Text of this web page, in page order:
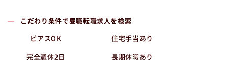
こだわり条件で昼職転職求人を検索
ピアスOK 住宅手当あり
完全週休2日 長期休暇あり